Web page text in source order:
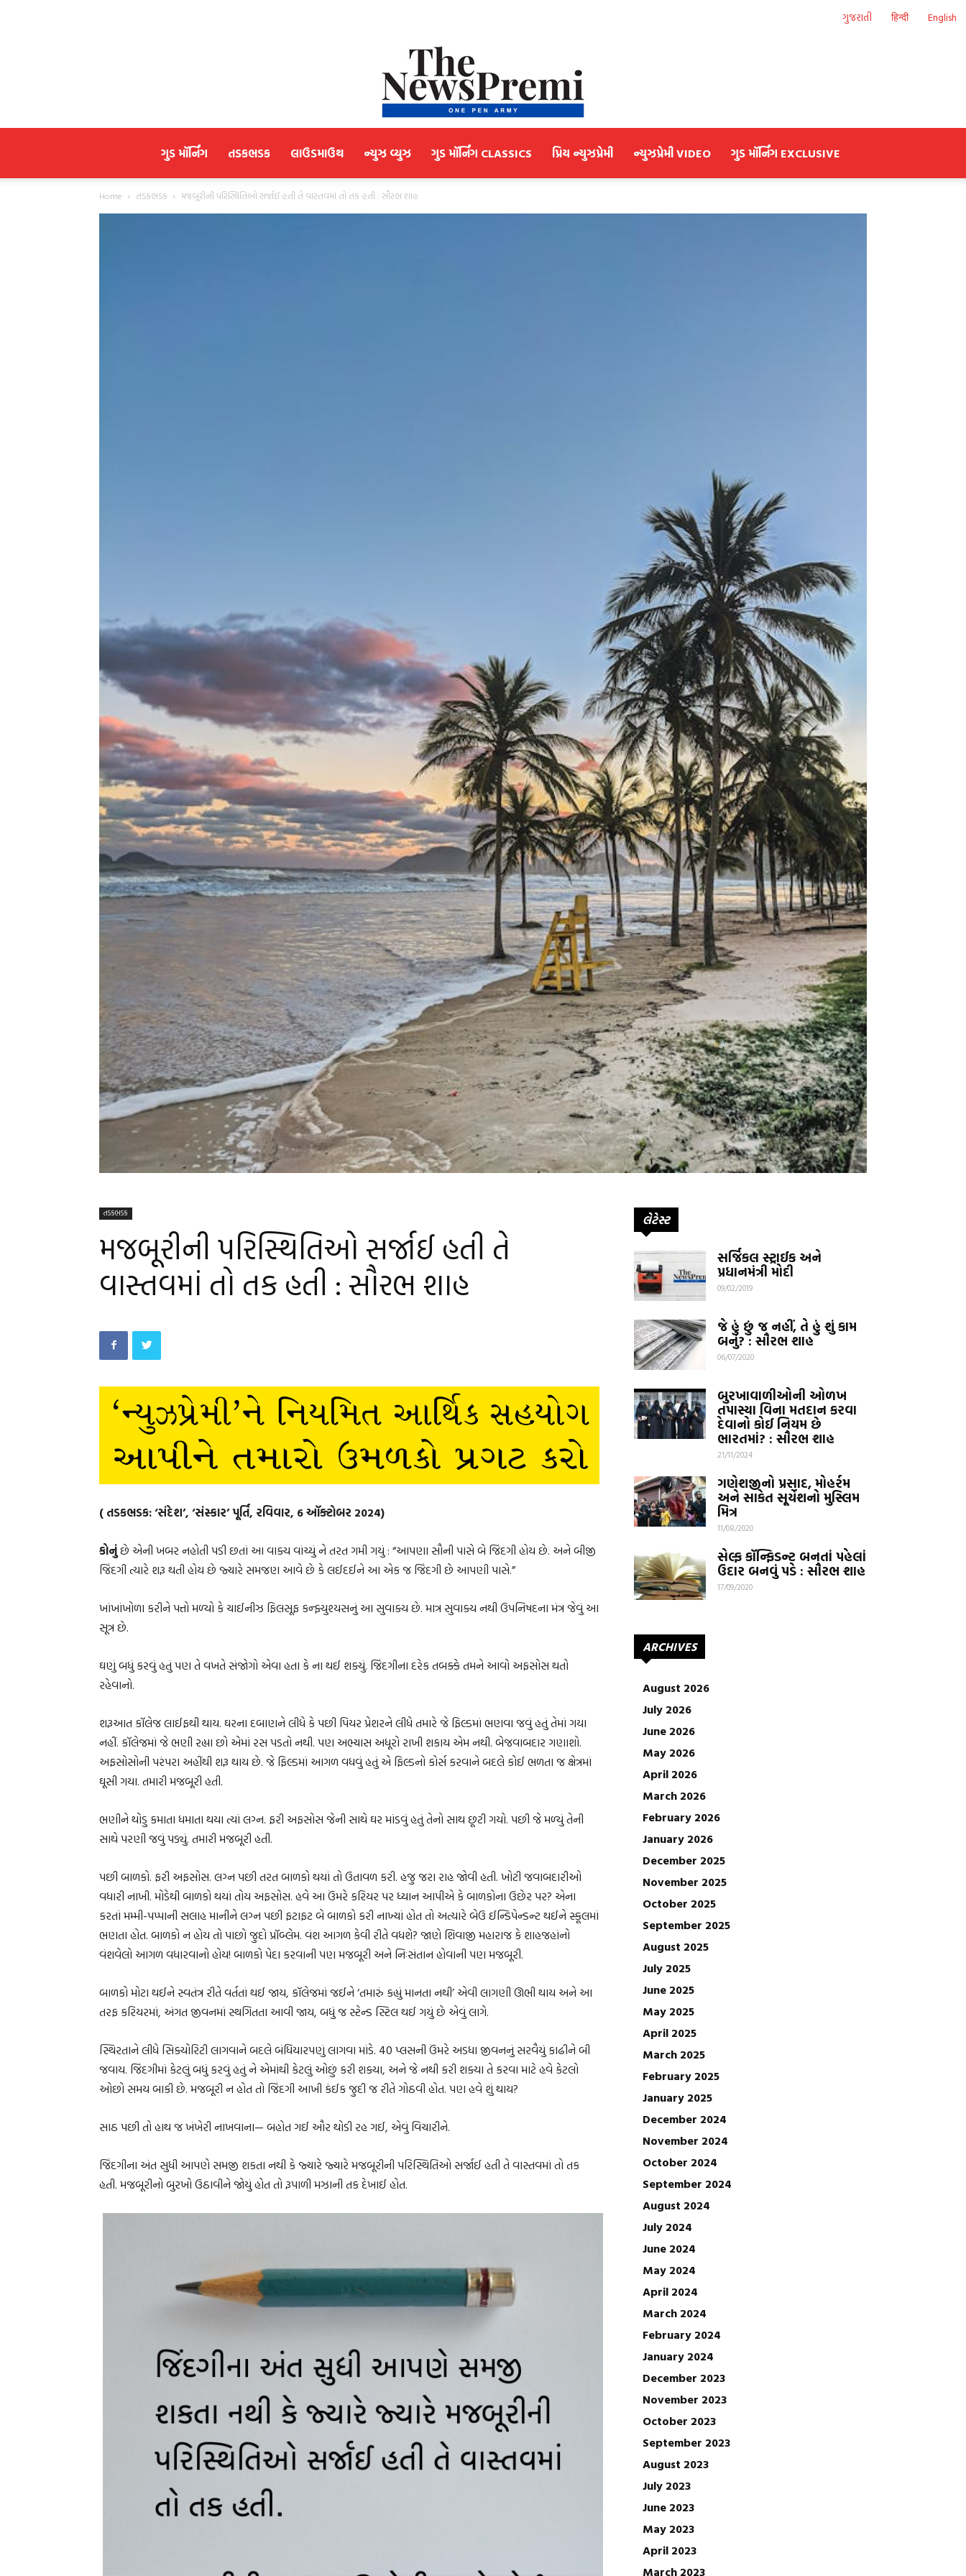
ગુજરાતી हिन्दी English
ગુડ મૉર્નિંગ તડકભડક લાઉડમાઉથ ન્યુઝ વ્યુઝ ગુડ મૉર્નિંગ CLASSICS પ્રિય ન્યુઝપ્રેમી ન્યુઝપ્રેમી VIDEO ગુડ મૉર્નિંગ EXCLUSIVE
Home તડકભડક મજબૂરીની પરિસ્થિતિઓ સર્જાઈ હતી તે વાસ્તવમાં તો તક હતી : સૌરભ શાહ
તડકભડક
મજબૂરીની પરિસ્થિતિઓ સર્જાઈ હતી તે
વાસ્તવમાં તો તક હતી : સૌરભ શાહ
( તડકભડક: ‘સંદેશ’, ‘સંસ્કાર’ પૂર્તિ, રવિવાર, 6 ઑક્ટોબર 2024)
કોનુંછે એની ખબર નહોતી પડી છતાં આ વાક્ય વાંચ્યું ને તરત ગમી ગયું : “આપણા સૌની પાસે બે જિંદગી હોય છે. અને બીજી
જિંદગી ત્યારે શરૂ થતી હોય છે જ્યારે સમજણ આવે છે કે લઈદઈને આ એક જ જિંદગી છે આપણી પાસે.”
ખાંખાંખોળા કરીને પત્તો મળ્યો કે ચાઈનીઝ ફિલસૂફ કન્ફ્યુશ્યસનું આ સુવાક્ય છે. માત્ર સુવાક્ય નથી ઉપનિષદના મંત્ર જેવું આ
સૂત્ર છે.
ઘણું બધું કરવું હતું પણ તે વખતે સંજોગો એવા હતા કે ના થઈ શક્યું. જિંદગીના દરેક તબક્કે તમને આવો અફસોસ થતો
રહેવાનો.
શરૂઆત કૉલેજ લાઈફથી થાય. ઘરના દબાણને લીધે કે પછી પિયર પ્રેશરને લીધે તમારે જે ફિલ્ડમાં ભણવા જવું હતું તેમાં ગયા
નહીં. કૉલેજમાં જે ભણી રહ્યા છો એમાં રસ પડતો નથી. પણ અભ્યાસ અધૂરો રાખી શકાય એમ નથી. બેજવાબદાર ગણાશો.
અફસોસોની પરંપરા અહીંથી શરૂ થાય છે. જે ફિલ્ડમાં આગળ વધવું હતું એ ફિલ્ડનો કોર્સ કરવાને બદલે કોઈ ભળતા જ ક્ષેત્રમાં
ઘૂસી ગયા. તમારી મજબૂરી હતી.
ભણીને થોડુ કમાતા ધમાતા થયા ત્યાં લગ્ન. ફરી અફસોસ જેની સાથે ઘર માંડવું હતું તેનો સાથ છૂટી ગયો. પછી જે મળ્યું તેની
સાથે પરણી જવું પડ્યું. તમારી મજબૂરી હતી.
પછી બાળકો. ફરી અફસોસ. લગ્ન પછી તરત બાળકો થયાં તો ઉતાવળ કરી. હજુ જરા રાહ જોવી હતી. ખોટી જવાબદારીઓ
વધારી નાખી. મોડેથી બાળકો થયાં તોય અફસોસ. હવે આ ઉંમરે કરિયર પર ધ્યાન આપીએ કે બાળકોના ઉછેર પર? એના
કરતાં મમ્મી-પપ્પાની સલાહ માનીને લગ્ન પછી ફટાફટ બે બાળકો કરી નાખ્યાં હોત તો અત્યારે બેઉ ઈન્ડિપેન્ડન્ટ થઈને સ્કૂલમાં
ભણતા હોત. બાળકો ન હોય તો પાછો જુદો પ્રૉબ્લેમ. વંશ આગળ કેવી રીતે વધશે? જાણે શિવાજી મહારાજ કે શાહજહાંનો
વંશવેલો આગળ વધારવાનો હોય! બાળકો પેદા કરવાની પણ મજબૂરી અને નિઃસંતાન હોવાની પણ મજબૂરી.
બાળકો મોટા થઈને સ્વતંત્ર રીતે વર્તતાં થઈ જાય, કૉલેજમાં જઈને ‘તમારું કહ્યું માનતા નથી’ એવી લાગણી ઊભી થાય અને આ
તરફ કરિયરમાં, અંગત જીવનમાં સ્થગિતતા આવી જાય, બધું જ સ્ટેન્ડ સ્ટિલ થઈ ગયું છે એવું લાગે.
સ્થિરતાને લીધે સિક્યોરિટી લાગવાને બદલે બંધિયારપણું લાગવા માંડે. 40 પ્લસની ઉંમરે અડધા જીવનનું સરવૈયું કાઢીને બી
જવાય. જિંદગીમાં કેટલું બધું કરવું હતું ને એમાંથી કેટલું ઓછું કરી શક્યા, અને જે નથી કરી શક્યા તે કરવા માટે હવે કેટલો
ઓછો સમય બાકી છે. મજબૂરી ન હોત તો જિંદગી આખી કંઈક જુદી જ રીતે ગોઠવી હોત. પણ હવે શું થાય?
સાઠ પછી તો હાથ જ ખંખેરી નાખવાના— બહોત ગઈ ઔર થોડી રહ ગઈ, એવું વિચારીને.
જિંદગીના અંત સુધી આપણે સમજી શકતા નથી કે જ્યારે જ્યારે મજબૂરીની પરિસ્થિતિઓ સર્જાઈ હતી તે વાસ્તવમાં તો તક
હતી. મજબૂરીનો બુરખો ઉઠાવીને જોયું હોત તો રૂપાળી મઝાની તક દેખાઈ હોત.
લેટેસ્ટ
સર્જિકલ સ્ટ્રાઈક અને
પ્રધાનમંત્રી મોદી
09/02/2019
જે હું છું જ નહીં, તે હું શું કામ
બનું? : સૌરભ શાહ
06/07/2020
બુરખાવાળીઓની ઓળખ
તપાસ્યા વિના મતદાન કરવા
દેવાનો કોઈ નિયમ છે
ભારતમાં? : સૌરભ શાહ
21/11/2024
ગણેશજીનો પ્રસાદ, મોહર્રમ
અને સાકેત સૂર્યેશનો મુસ્લિમ
મિત્ર
11/08/2020
સેલ્ફ કૉન્ફિડન્ટ બનતાં પહેલાં
ઉદાર બનવું પડે : સૌરભ શાહ
17/09/2020
ARCHIVES
August 2026
July 2026
June 2026
May 2026
April 2026
March 2026
February 2026
January 2026
December 2025
November 2025
October 2025
September 2025
August 2025
July 2025
June 2025
May 2025
April 2025
March 2025
February 2025
January 2025
December 2024
November 2024
October 2024
September 2024
August 2024
July 2024
June 2024
May 2024
April 2024
March 2024
February 2024
January 2024
December 2023
November 2023
October 2023
September 2023
August 2023
July 2023
June 2023
May 2023
April 2023
March 2023